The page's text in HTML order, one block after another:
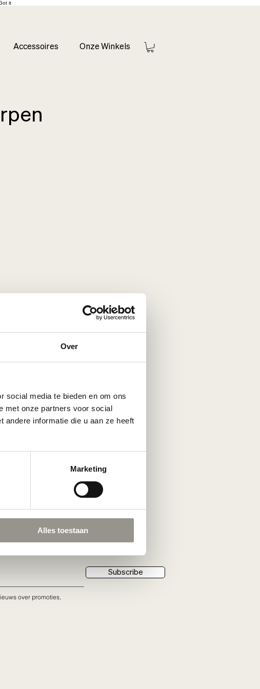
Over
social media te bieden en om ons
met onze partners voor social
andere informatie die u aan ze heeft
Marketing
Alles toestaan
it
Accessoires Onze Winkels
telefonisch contact
over promoties,
Subscribe